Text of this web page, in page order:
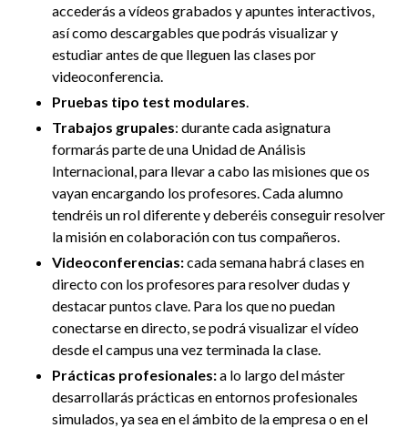
accederás a vídeos grabados y apuntes interactivos,
así como descargables que podrás visualizar y
estudiar antes de que lleguen las clases por
videoconferencia.
Pruebas tipo test modulares.
Trabajos grupales: durante cada asignatura
formarás parte de una Unidad de Análisis
Internacional,para llevar a cabo las misiones que os
vayan encargando los profesores. Cada alumno
tendréis un rol diferente y deberéis conseguir resolver
la misión en colaboración con tus compañeros.
Videoconferencias:cada semana habrá clases en
directo con los profesores para resolver dudas y
destacar puntos clave. Para los que no puedan
conectarse en directo, se podrá visualizar el vídeo
desde el campus una vez terminada la clase.
Prácticas profesionales:a lo largodel máster
desarrollarás prácticas en entornos profesionales
simulados, ya sea en el ámbito de la empresa o en el